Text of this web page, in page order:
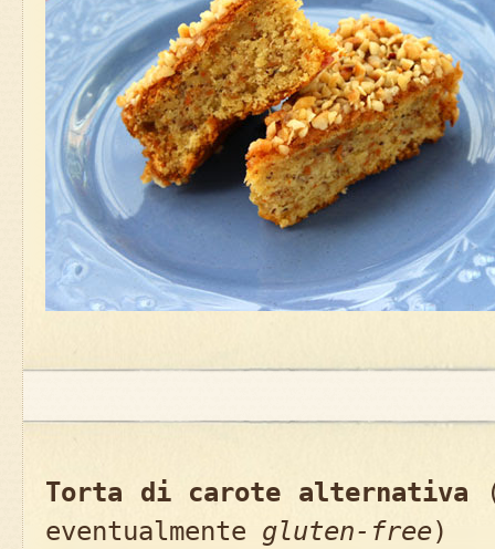
Torta di carote alternativa
eventualmente gluten-free)